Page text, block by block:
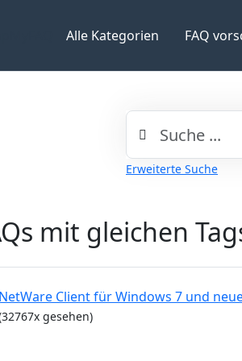
Alle Kategorien FAQ
Erweiterte Suche
mit gleichen
NetWare Client für Windows 7 und
gesehen)